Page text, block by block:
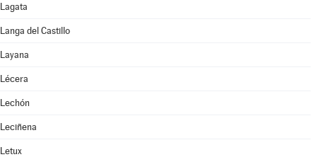
Lagata
Langa del Castillo
Layana
Lécera
Lechón
Leciñena
Letux